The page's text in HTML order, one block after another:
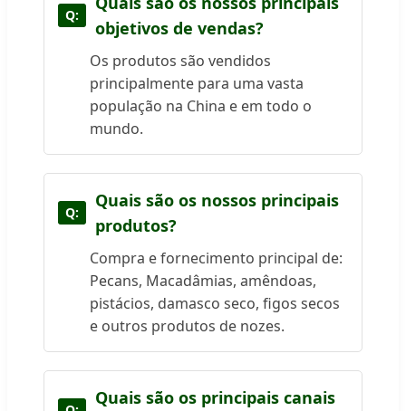
objetivos de vendas?
Os produtos são vendidos
principalmente para uma vasta
população na China e em todo o
mundo.
Quais são os nossos principais
produtos?
Compra e fornecimento principal de:
Pecans, Macadâmias, amêndoas,
pistácios, damasco seco, figos secos
e outros produtos de nozes.
Quais são os principais canais